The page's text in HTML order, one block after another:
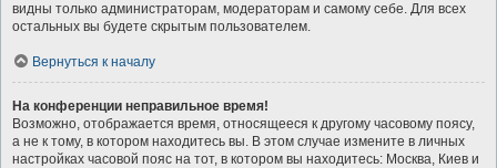
видны только администраторам, модераторам и самому себе. Для всех
остальных вы будете скрытым пользователем.
Вернуться к началу
На конференции неправильное время!
Возможно, отображается время, относящееся к другому часовому поясу,
а не к тому, в котором находитесь вы. В этом случае измените в личных
настройках часовой пояс на тот, в котором вы находитесь: Москва, Киев и